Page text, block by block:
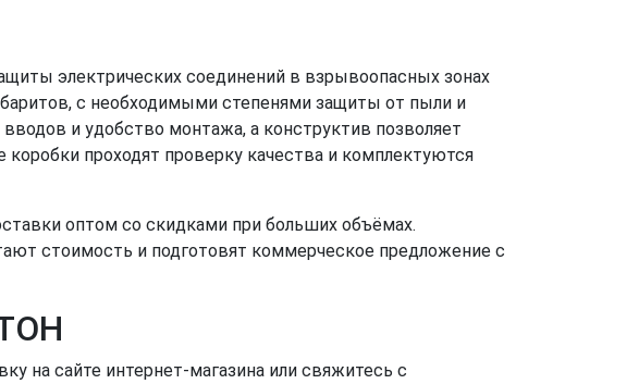
электрических соединений в взрывоопасных зонах
с необходимыми степенями защиты от пыли и
и удобство монтажа, а конструктив позволяет
проходят проверку качества и комплектуются
оптом со скидками при больших объёмах.
стоимость и подготовят коммерческое предложение с
на сайте интернет-магазина или свяжитесь с